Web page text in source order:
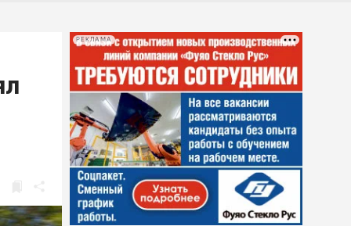
РЕКЛАМА